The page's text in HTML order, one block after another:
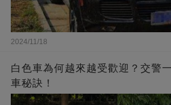
2024/11/18
白色車為何越來越受歡迎？交警
車秘訣！